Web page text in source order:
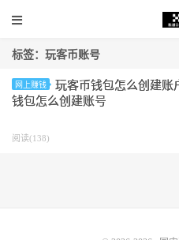
标签：玩客币账号
网上赚钱
玩客币钱包怎么创建账
钱包怎么创建账号
阅读(138)